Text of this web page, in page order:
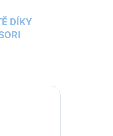
DÍKY